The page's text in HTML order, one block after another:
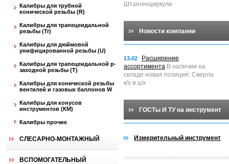
Калибры для трубной
конической резьбы (R)
Калибры для трапецеидальной
резьбы (Tr)
Калибры для дюймовой
унифицированной резьбы (U)
Калибры для трапецеидальной p-
заходной резьбы (T)
Калибры для конической резьбы
вентилей и газовых баллонов W
Калибры для конусов
инструментов (КМ)
Калибры прочие
СЛЕСАРНО-МОНТАЖНЫЙ
ВСПОМОГАТЕЛЬНЫЙ
Штангенциркули
Новости компании
13.02
Расширение
ассортимента В наличии на
складе новая позиция: Сверла
к/х и ц/х
ГОСТы И ТУ на инструмент
Измерительный инструмент